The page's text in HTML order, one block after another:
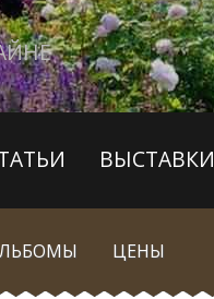
ВЫСТАВКИ
ЦЕНЫ